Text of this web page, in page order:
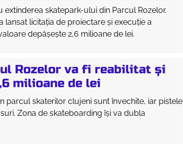
extinderea skatepark-ului din Parcul Rozelor.
lansat licitația de proiectare și execuție a
depășește 2,6 milioane de lei.
Rozelor va fi reabilitat și
milioane de lei
parcul skaterilor clujeni sunt învechite, iar pistele
Zona de skateboarding își va dubla